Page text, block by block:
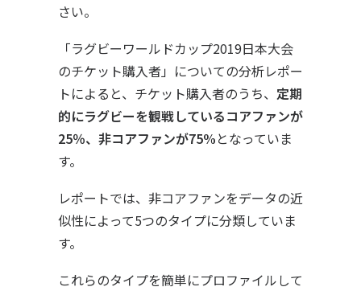
さい。
「ラグビーワールドカップ2019日本大会
のチケット購入者」についての分析レポー
トによると、チケット購入者のうち、 定期
的にラグビーを観戦しているコアファンが
25％、非コアファンが75%となっていま
す。
レポートでは、非コアファンをデータの近
似性によって5つのタイプに分類していま
す。
これらのタイプを簡単にプロファイルして